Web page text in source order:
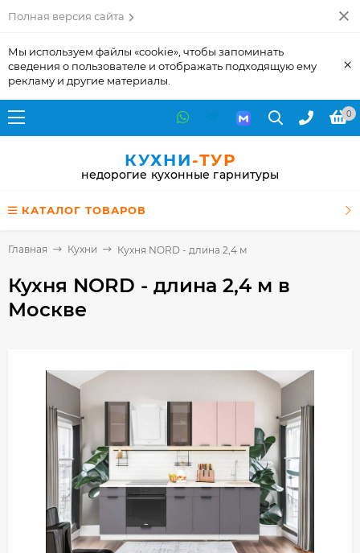
Полная версия сайта
Мы используем файлы «cookie», чтобы запоминать
сведения о пользователе и отображать подходящую ему
рекламу и другие материалы.
×
0
КУХНИ-ТУР
недорогие кухонные гарнитуры
КАТАЛОГ ТОВАРОВ
Главная Кухни Кухня NORD - длина 2,4 м
Кухня NORD - длина 2,4 м в
Москве